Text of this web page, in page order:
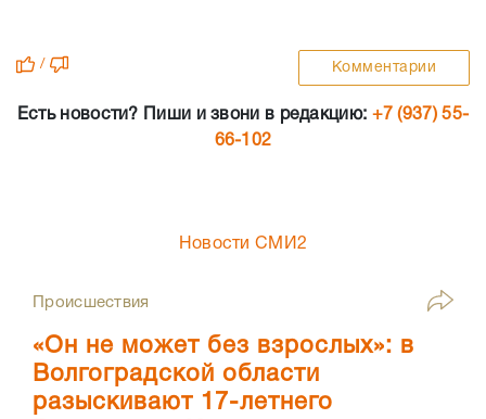
/ Комментарии
Есть новости? Пиши и звони в редакцию: +7 (937) 55-
66-102
Новости СМИ2
Происшествия
«Он не может без взрослых»: в
Волгоградской области
разыскивают 17-летнего